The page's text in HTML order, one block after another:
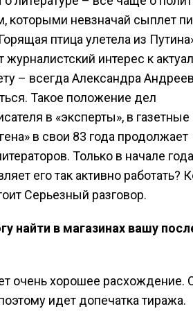
невзначай сыплет
птица улетела из
интерес к
– всегда Александра
Такое положение дел
в «эксперты», в газетные
в свои 83 года продолжает
Только в начале года
его так активно работать?
Серьезный разговор.
найти в магазинах вашу
очень хорошее расхождение.
идет допечатка тиража.